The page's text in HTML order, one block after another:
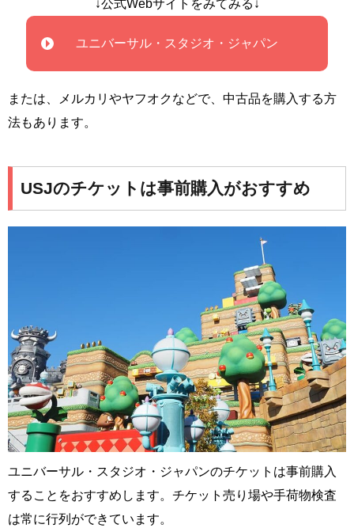
↓公式Webサイトをみてみる↓
ユニバーサル・スタジオ・ジャパン
または、メルカリやヤフオクなどで、中古品を購入する方
法もあります。
USJのチケットは事前購入がおすすめ
ユニバーサル・スタジオ・ジャパンのチケットは事前購入
することをおすすめします。チケット売り場や手荷物検査
は常に行列ができています。